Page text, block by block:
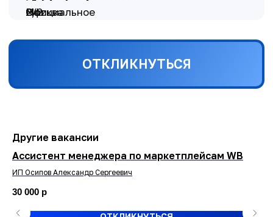
Другие вакансии
Ассистент менеджера по маркетплейсам WB
ИП Осипов Александр Сергеевич
30 000 р